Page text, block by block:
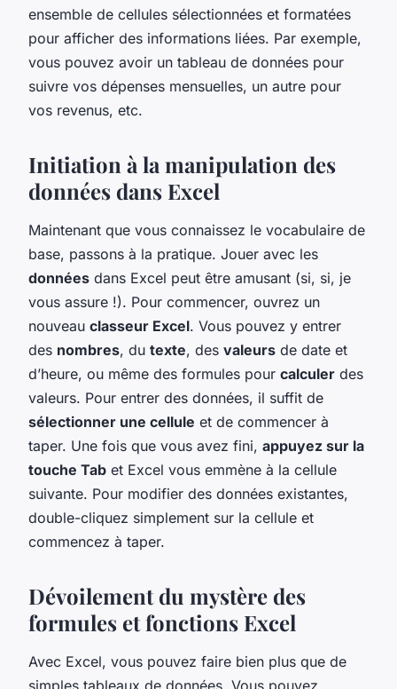
ensemble de cellules sélectionnées et formatées
pour afficher des informations liées. Par exemple,
vous pouvez avoir un tableau de données pour
suivre vos dépenses mensuelles, un autre pour
vos revenus, etc.
Initiation à la manipulation des
données dans Excel
Maintenant que vous connaissez le vocabulaire de
base, passons à la pratique. Jouer avec les
données dans Excel peut être amusant (si, si, je
vous assure !). Pour commencer, ouvrez un
nouveau classeur Excel. Vous pouvez y entrer
des nombres, du texte, des valeurs de date et
d’heure, ou même des formules pour calculer des
valeurs. Pour entrer des données, il suffit de
sélectionner une cellule et de commencer à
taper. Une fois que vous avez fini, appuyez sur la
touche Tab et Excel vous emmène à la cellule
suivante. Pour modifier des données existantes,
double-cliquez simplement sur la cellule et
commencez à taper.
Dévoilement du mystère des
formules et fonctions Excel
Avec Excel, vous pouvez faire bien plus que de
simples tableaux de données. Vous pouvez